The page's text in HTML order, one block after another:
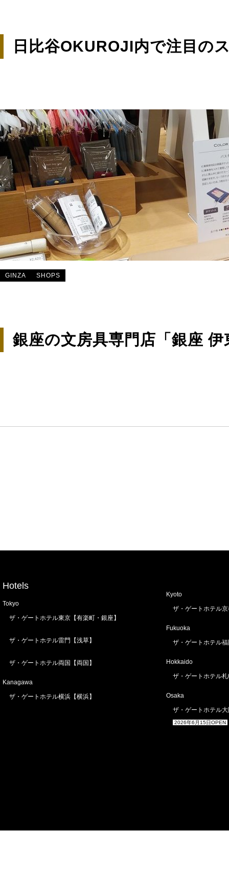
日比谷OKUROJI内で注目の
GINZA SHOPS
銀座の文房具専門店「銀座
Hotels
Tokyo
ザ・ゲートホテル東京【有楽町・銀座】
ザ・ゲートホテル雷門【浅草】
ザ・ゲートホテル両国【両国】
Kanagawa
ザ・ゲートホテル横浜【横浜】
Kyoto
ザ・ゲートホテル
Fukuoka
ザ・ゲートホテル
Hokkaido
ザ・ゲートホテル
Osaka
ザ・ゲートホテル
2026年6月15日OPEN